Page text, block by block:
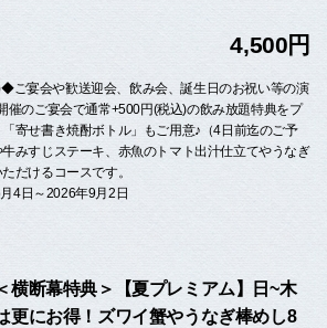
4,500円
ご宴会や歓送迎会、飲み会、誕生日のお祝い等の演
催のご宴会で通常+500円(税込)の飲み放題特典をプ
寄せ書き焼酎ボトル」もご用意♪（4日前迄のご予
みすじステーキ、赤魚のトマト出汁仕立てやうなぎ
だけるコースです。
4日～2026年9月2日
横断幕特典＞【夏プレミアム】日~木
更にお得！ズワイ蟹やうなぎ棒めし8